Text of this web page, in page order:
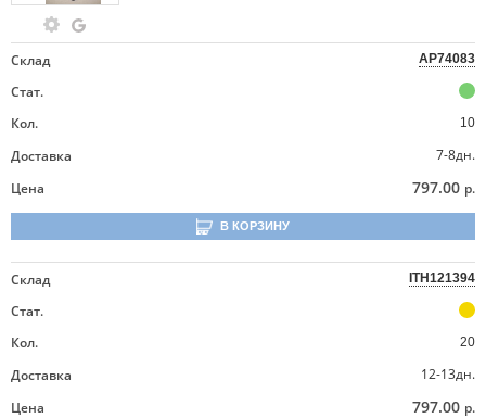
Склад AP74083
Стат.
Кол.
10
Доставка
7-8дн.
Цена
797.00 р.
В КОРЗИНУ
Склад ITH121394
Стат.
Кол.
20
Доставка
12-13дн.
Цена
797.00 р.